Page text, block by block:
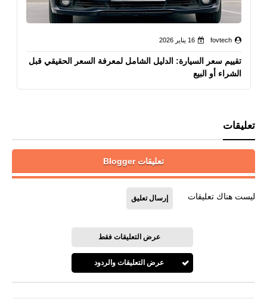
fovtech 16 يناير 2026
تقييم سعر السيارة: الدليل الشامل لمعرفة السعر الحقيقي قبل
الشراء أو البيع
تعليقات
تعليقات Blogger
ليست هناك تعليقات إرسال تعليق
عرض التعليقات فقط
عرض التعليقات والردود